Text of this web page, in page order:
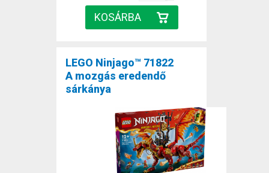
LEGO Ninjago™ 71822
A mozgás eredendő
sárkánya